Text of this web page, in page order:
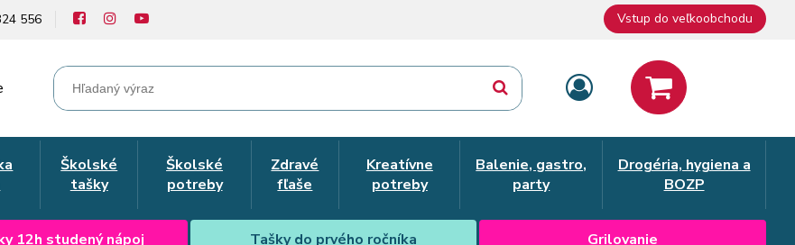
556 Vstup do veľkoobchodu
Školské
tašky
Školské
potreby
Zdravé
fľaše
Kreatívne
potreby
Balenie, gastro,
party
Drogéria, hygiena a
BOZP
12h studený nápoj Tašky do prvého ročníka Grilovanie